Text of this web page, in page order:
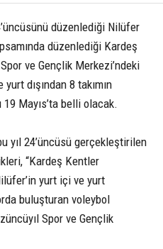
düzenlediği Nilüfer
düzenlediği Kardeş
ve Gençlik Merkezi’ndeki
dışından 8 takımın
19 Mayıs’ta belli olacak.
yıl 24’üncüsü gerçekleştirilen
“Kardeş Kentler
yurt içi ve yurt
buluşturan voleybol
Spor ve Gençlik